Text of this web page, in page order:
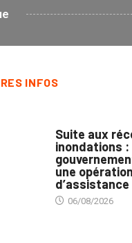
INFOS
Suite aux
inondations :
une opération
d’assistance
06/08/2026